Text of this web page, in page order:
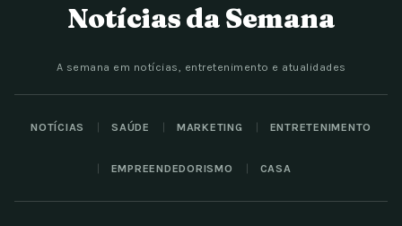
Notícias da Semana
A semana em notícias, entretenimento e atualidades
NOTÍCIAS SAÚDE MARKETING ENTRETENIMENTO
EMPREENDEDORISMO CASA